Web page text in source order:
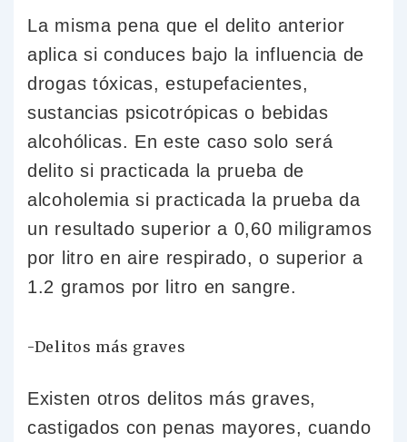
La misma pena que el delito anterior
aplica si conduces bajo la influencia de
drogas tóxicas, estupefacientes,
sustancias psicotrópicas o bebidas
alcohólicas. En este caso solo será
delito si practicada la prueba de
alcoholemia si practicada la prueba da
un resultado superior a 0,60 miligramos
por litro en aire respirado, o superior a
1.2 gramos por litro en sangre.
-Delitos más graves
Existen otros delitos más graves,
castigados con penas mayores, cuando